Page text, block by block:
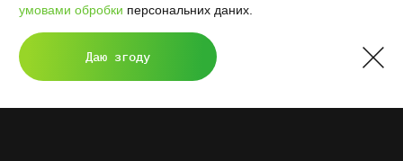
умовами обробки персональних даних.
Даю згоду